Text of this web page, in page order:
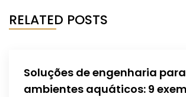
RELATED POSTS
Soluções de engenharia
ambientes aquáticos: 9